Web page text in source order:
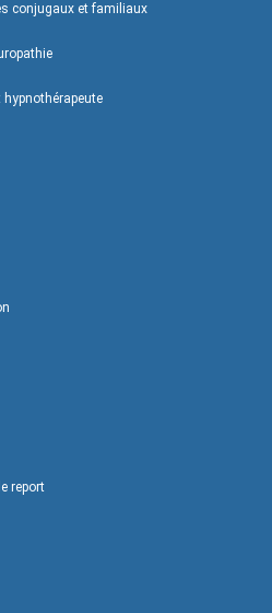
conjugaux et familiaux
hypnothérapeute
report